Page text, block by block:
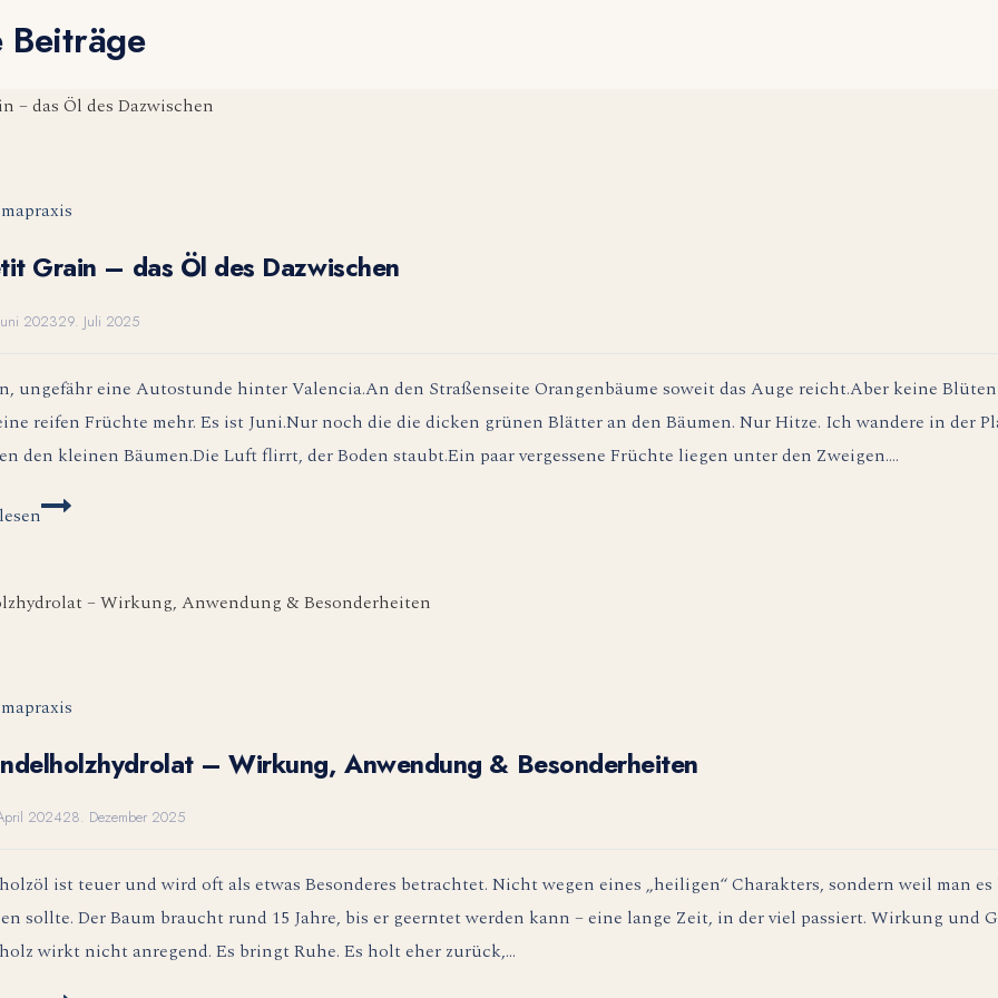
Grain – das Öl des Dazwischen
202329. Juli 2025
ungefähr eine Autostunde hinter Valencia.An den Straßenseite Orangenbäume soweit das Auge reicht.Aber keine
reifen Früchte mehr. Es ist Juni.Nur noch die die dicken grünen Blätter an den Bäumen. Nur Hitze. Ich wandere in der
den kleinen Bäumen.Die Luft flirrt, der Boden staubt.Ein paar vergessene Früchte liegen unter den Zweigen….
Petit
das
Dazwischen
– Wirkung, Anwendung & Besonderheiten
202428. Dezember 2025
ist teuer und wird oft als etwas Besonderes betrachtet. Nicht wegen eines „heiligen“ Charakters, sondern weil man es
sollte. Der Baum braucht rund 15 Jahre, bis er geerntet werden kann – eine lange Zeit, in der viel passiert. Wirkung und
wirkt nicht anregend. Es bringt Ruhe. Es holt eher zurück,…